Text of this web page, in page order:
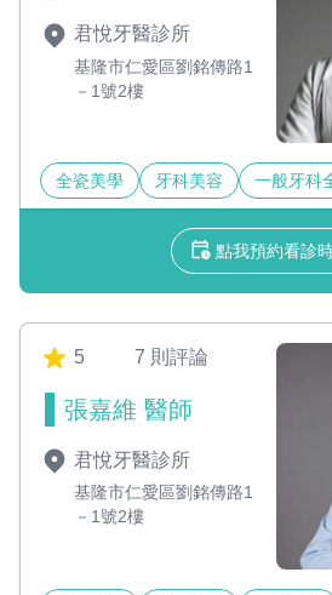
君悅牙醫診所
基隆市仁愛區劉銘傳路1
－1號2樓
全瓷美學 牙科美容 一般牙科
點我預約看診
5 7 則評論
張嘉維 醫師
君悅牙醫診所
基隆市仁愛區劉銘傳路1
－1號2樓